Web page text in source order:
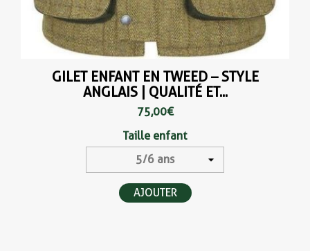
GILET ENFANT EN TWEED – STYLE
ANGLAIS | QUALITÉ ET...
75,00 €
Taille enfant
AJOUTER